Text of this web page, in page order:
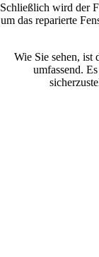
Schließlich wird der
um das reparierte
Wie Sie sehen, ist
umfassend.